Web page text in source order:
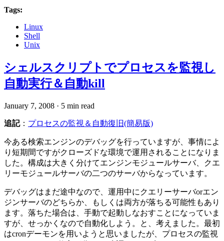
Tags:
Linux
Shell
Unix
シェルスクリプトでプロセスを監視し
自動実行＆自動kill
January 7, 2008 · 5 min read
追記： プロセスの監視＆自動復旧(簡易版)
今ある検索エンジンのデバッグを行っていますが、事情によ
り短期間ですがクローズドな環境で運用されることになりま
した。構成は大きく分けてエンジンモジュールサーバ、クエ
リーモジュールサーバの二つのサーバからなっています。
デバッグはまだ途中なので、運用中にクエリーサーバorエン
ジンサーバのどちらか、もしくは両方が落ちる可能性もあり
ます。落ちた場合は、手動で起動しなおすことになっていま
すが、せっかくなので自動化しよう。と、考えました。最初
はcronデーモンを用いようと思いましたが、プロセスの監視